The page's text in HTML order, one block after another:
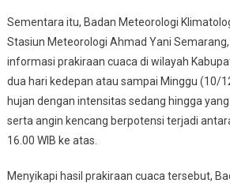
Sementara itu, Badan Meteorologi
Stasiun Meteorologi Ahmad Yani
informasi prakiraan cuaca di wilayah
dua hari kedepan atau sampai Minggu (10/
hujan dengan intensitas sedang hingga
serta angin kencang berpotensi terjadi
16.00 WIB ke atas.
Menyikapi hasil prakiraan cuaca tersebut,